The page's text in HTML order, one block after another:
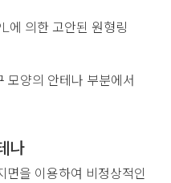
의한 고안된 원형링
모양의 안테나 부분에서
나
이용하여 비정상적인